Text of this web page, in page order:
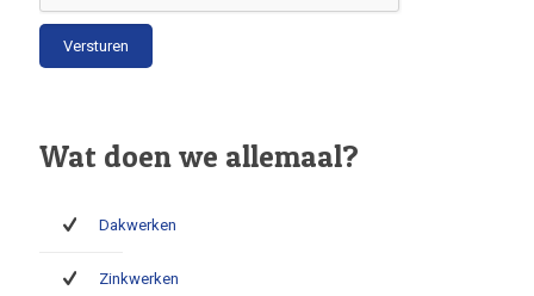
Wat doen we allemaal?
Dakwerken
Zinkwerken